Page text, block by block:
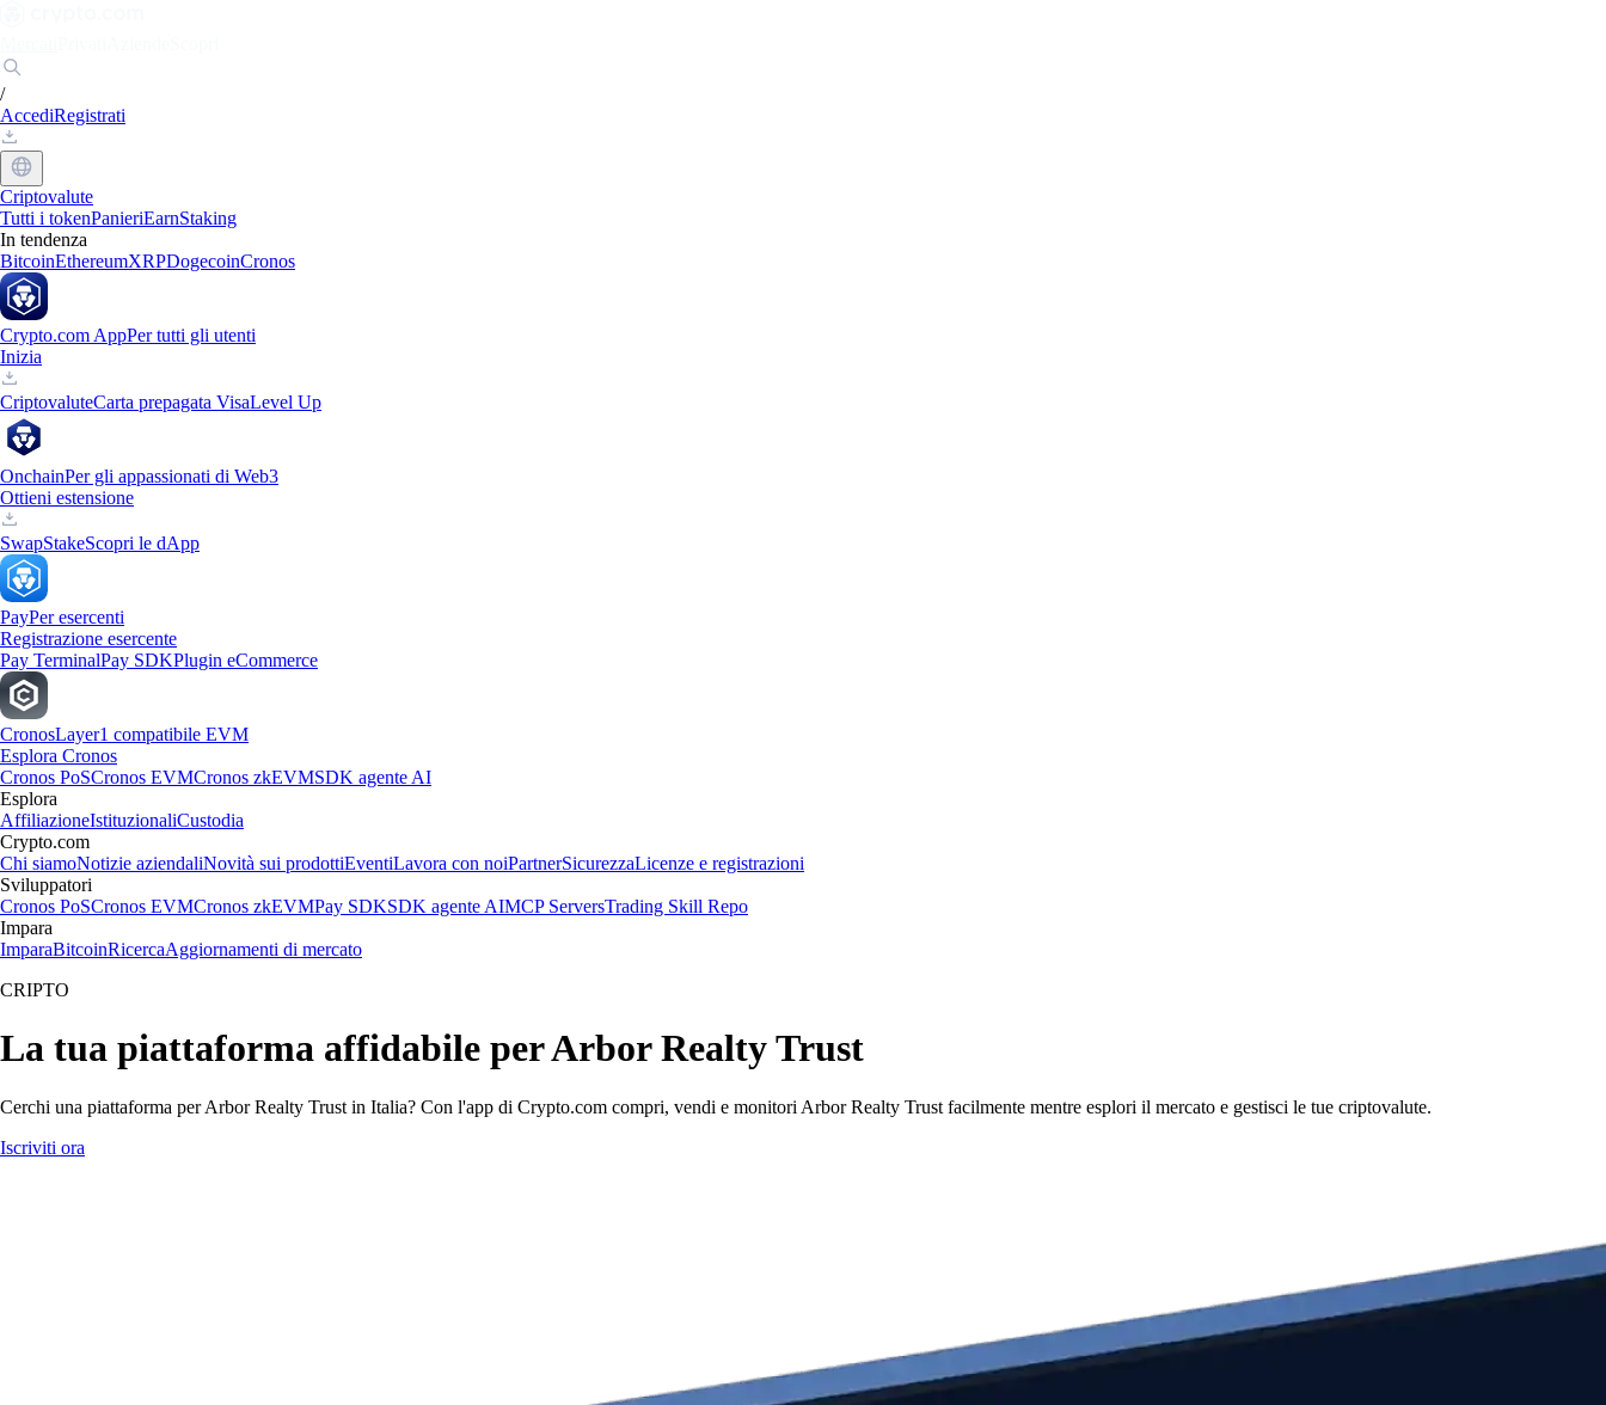
/
AccediRegistrati
Criptovalute
Tutti i tokenPanieriEarnStaking
In tendenza
BitcoinEthereumXRPDogecoinCronos
Crypto.com AppPer tutti gli utenti
Inizia
CriptovaluteCarta prepagata VisaLevel Up
OnchainPer gli appassionati di Web3
Ottieni estensione
SwapStakeScopri le dApp
PayPer esercenti
Registrazione esercente
Pay TerminalPay SDKPlugin eCommerce
CronosLayer1 compatibile EVM
Esplora Cronos
Cronos PoSCronos EVMCronos zkEVMSDK agente AI
Esplora
AffiliazioneIstituzionaliCustodia
Crypto.com
Chi siamoNotizie aziendaliNovità sui prodottiEventiLavora con noiPartnerSicurezzaLicenze e registrazioni
Sviluppatori
Cronos PoSCronos EVMCronos zkEVMPay SDKSDK agente AIMCP ServersTrading Skill Repo
Impara
ImparaBitcoinRicercaAggiornamenti di mercato
CRIPTO
La tua piattaforma affidabile per Arbor Realty Trust
Cerchi una piattaforma per Arbor Realty Trust in Italia? Con l'app di Crypto.com compri, vendi e monitori Arbor Realty Trust facilmente mentre esplori il mercato e gestisci le tue criptovalute.
Iscriviti ora